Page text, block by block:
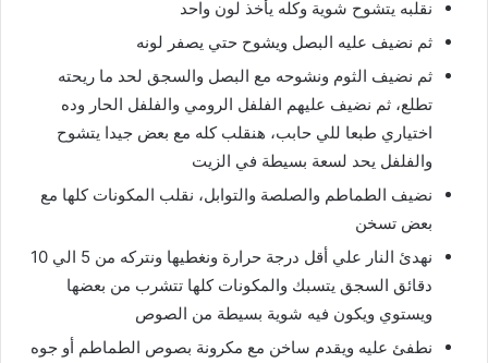
نقلبه يتشوح شوية وكله يأخذ لون واحد
ثم نضيف عليه البصل ويشوح حتي يصفر لونه
ثم نضيف الثوم ونشوحه مع البصل والسجق لحد ما ريحته
تطلع، ثم نضيف عليهم الفلفل الرومي والفلفل الحار وده
اختياري طبعا للي حابب، هنقلب كله مع بعض جيدا يتشوح
والفلفل يحد لسعة بسيطة في الزيت
نضيف الطماطم والصلصة والتوابل، نقلب المكونات كلها مع
بعض تسخن
نهدئ النار علي أقل درجة حرارة ونغطيها ونتركه من 5 الي 10
دقائق السجق يتسبك والمكونات كلها تتشرب من بعضها
ويستوي ويكون فيه شوية بسيطة من الصوص
نطفئ عليه ويقدم ساخن مع مكرونة بصوص الطماطم أو جوه